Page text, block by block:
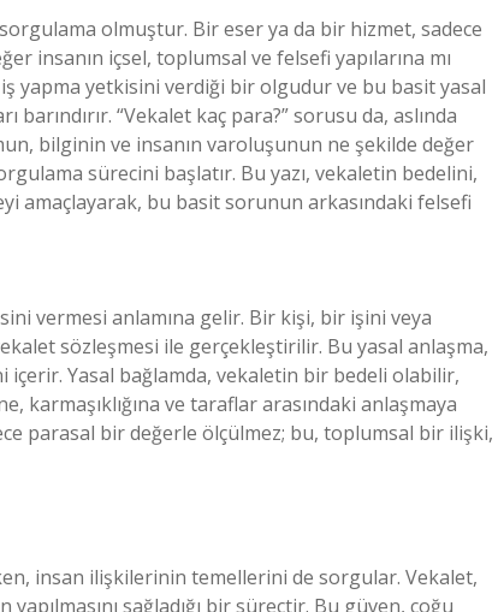
olmuştur. Bir eser ya da bir hizmet, sadece
insanın içsel, toplumsal ve felsefi yapılarına mı
yapma yetkisini verdiği bir olgudur ve bu basit yasal
“Vekalet kaç para?” sorusu da, aslında
bilginin ve insanın varoluşunun ne şekilde değer
sürecini başlatır. Bu yazı, vekaletin bedelini,
amaçlayarak, bu basit sorunun arkasındaki felsefi
vermesi anlamına gelir. Bir kişi, bir işini veya
sözleşmesi ile gerçekleştirilir. Bu yasal anlaşma,
Yasal bağlamda, vekaletin bir bedeli olabilir,
karmaşıklığına ve taraflar arasındaki anlaşmaya
parasal bir değerle ölçülmez; bu, toplumsal bir ilişki,
insan ilişkilerinin temellerini de sorgular. Vekalet,
sağladığı bir süreçtir. Bu güven, çoğu